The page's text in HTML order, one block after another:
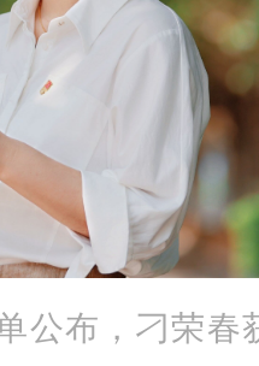
公布，刁荣春